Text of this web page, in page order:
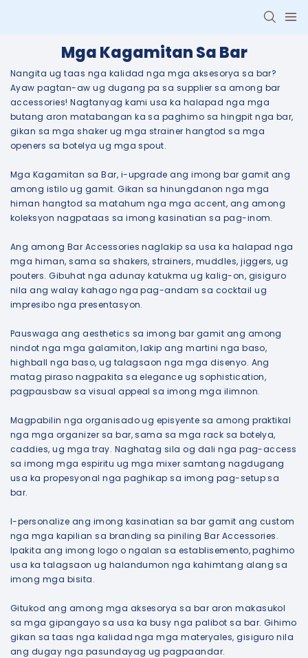
Mga Kagamitan Sa Bar
Nangita ug taas nga kalidad nga mga aksesorya sa bar?
Ayaw pagtan-aw ug dugang pa sa supplier sa among bar
accessories! Nagtanyag kami usa ka halapad nga mga
butang aron matabangan ka sa paghimo sa hingpit nga bar,
gikan sa mga shaker ug mga strainer hangtod sa mga
openers sa botelya ug mga spout.
Mga Kagamitan sa Bar, i-upgrade ang imong bar gamit ang
among istilo ug gamit. Gikan sa hinungdanon nga mga
himan hangtod sa matahum nga mga accent, ang among
koleksyon nagpataas sa imong kasinatian sa pag-inom.
Ang among Bar Accessories naglakip sa usa ka halapad nga
mga himan, sama sa shakers, strainers, muddles, jiggers, ug
pouters. Gibuhat nga adunay katukma ug kalig-on, gisiguro
nila ang walay kahago nga pag-andam sa cocktail ug
impresibo nga presentasyon.
Pauswaga ang aesthetics sa imong bar gamit ang among
nindot nga mga galamiton, lakip ang martini nga baso,
highball nga baso, ug talagsaon nga mga disenyo. Ang
matag piraso nagpakita sa elegance ug sophistication,
pagpausbaw sa visual appeal sa imong mga ilimnon.
Magpabilin nga organisado ug episyente sa among praktikal
nga mga organizer sa bar, sama sa mga rack sa botelya,
caddies, ug mga tray. Naghatag sila og dali nga pag-access
sa imong mga espiritu ug mga mixer samtang nagdugang
usa ka propesyonal nga paghikap sa imong pag-setup sa
bar.
I-personalize ang imong kasinatian sa bar gamit ang custom
nga mga kapilian sa branding sa piniling Bar Accessories.
Ipakita ang imong logo o ngalan sa establisemento, paghimo
usa ka talagsaon ug halandumon nga kahimtang alang sa
imong mga bisita.
Gitukod ang among mga aksesorya sa bar aron makasukol
sa mga gipangayo sa usa ka busy nga palibot sa bar. Gihimo
gikan sa taas nga kalidad nga mga materyales, gisiguro nila
ang dugay nga pasundayag ug pagpaandar.